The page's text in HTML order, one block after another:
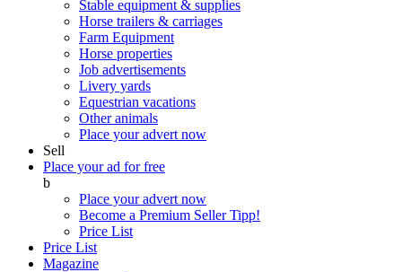
Stable equipment & supplies
Horse trailers & carriages
Farm Equipment
Horse properties
Job advertisements
Livery yards
Equestrian vacations
Other animals
Place your advert now
Sell
Place your ad for free
b
Place your advert now
Become a Premium SellerTipp!
Price List
Price List
Magazine